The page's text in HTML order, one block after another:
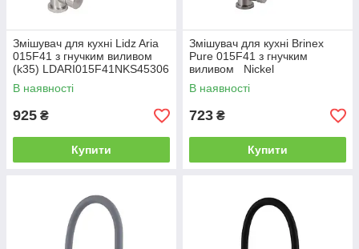
Змішувач для кухні Lidz Aria
015F41 з гнучким виливом
(k35) LDARI015F41NKS45306
Nickel
В наявності
925 ₴
Купити
Змішувач для кухні Brinex
Pure 015F41 з гнучким
виливом Nickel
BRIPUR015F41NKL
В наявності
723 ₴
Купити